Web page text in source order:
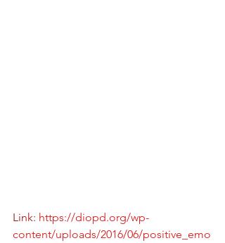
Link: https://diopd.org/wp-
content/uploads/2016/06/positive_emo